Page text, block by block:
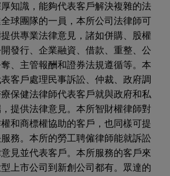
知識，能夠代表客戶解決複雜的法
球團隊的一員，本所公司法律師可
供專業法律意見，諸如併購、股權
發行、企業融資、借款、重整、公
、主管報酬和證券法規遵循等。本
客戶處理民事訴訟、仲裁、政府調
保健法律師代表客戶就與政府和私
提供法律意見。本所智財權律師對
和商標權協助的客戶，也同樣可提
務。本所的勞工聘僱律師能就訴訟
見並代表客戶。本所服務的客戶來
上市公司到新創公司都有。眾達的